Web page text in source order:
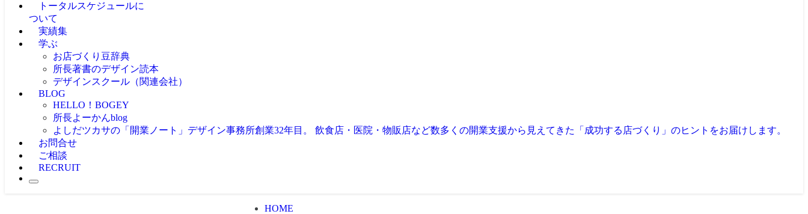
トータルスケジュールに
ついて
実績集
学ぶ
お店づくり豆辞典
所長著書のデザイン読本
デザインスクール（関連会社）
BLOG
HELLO！BOGEY
所長よーかんblog
よしだツカサの「開業ノート」 デザイン事務所創業32年目。 飲食店・医院・物販店など数多くの開業支援から見えてきた「成功する店づくり」のヒントをお届けします。
お問合せ
ご相談
RECRUIT
HOME